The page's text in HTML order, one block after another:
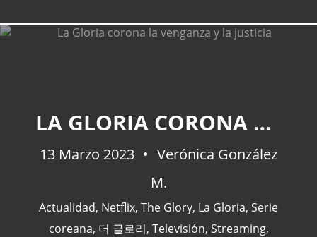
LA GLORIA CORONA LA VENGANZA Y LA JUSTICIA
13 Marzo 2023
Verónica González
M.
Actualidad, Netflix, The Glory, La Gloria, Serie
coreana, 더 글로리, Televisión, Streaming,
España
(77)
Barcelona(47)
Europa(47)
Venezuela(43)